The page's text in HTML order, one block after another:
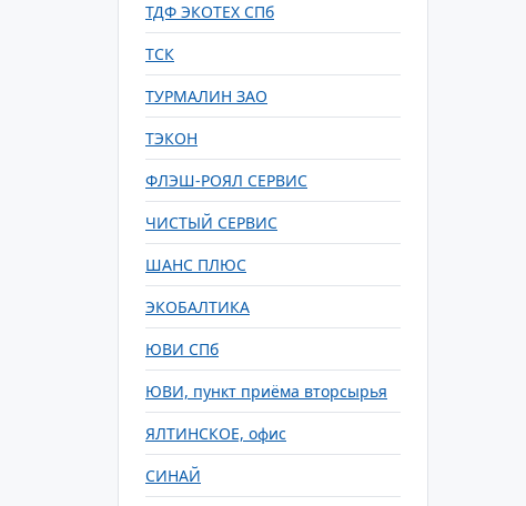
ТДФ ЭКОТЕХ СПб
ТСК
ТУРМАЛИН ЗАО
ТЭКОН
ФЛЭШ-РОЯЛ СЕРВИС
ЧИСТЫЙ СЕРВИС
ШАНС ПЛЮС
ЭКОБАЛТИКА
ЮВИ СПб
ЮВИ, пункт приёма вторсырья
ЯЛТИНСКОЕ, офис
СИНАЙ